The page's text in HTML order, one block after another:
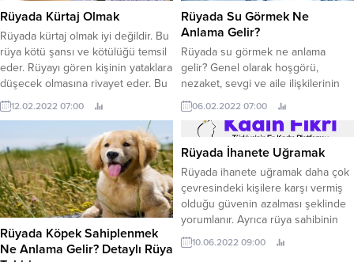
Rüyada Kürtaj Olmak
Rüyada kürtaj olmak iyi değildir. Bu
rüya kötü şansı ve kötülüğü temsil
eder. Rüyayı gören kişinin yataklara
düşecek olmasına rivayet eder. Bu
rüya işe ara verilmesi, bazı
problemler ve aksiliklerin ortaya
çıkacağına işarettir. Kürtaj iyiye
işaret değildir. Halsizlik, yorgunluk,
bitkinlik olarak yorumlanır. Huzur ve
mutluluğun bozulacağı ve uzun
vadeli çözülmemiş...
12.02.2022 07:00
Rüyada Su Görmek Ne
Anlama Gelir?
Rüyada su görmek ne anlama
gelir? Genel olarak hoşgörü,
nezaket, sevgi ve aile ilişkilerinin
gücünü gösterir. Rüyada su
görmek rızkının artacağına delalet
eder. Buna ek olarak bu rüya,
rüyayı gören kişinin yaptığı işten
helal para kazandığına işaret eder.
Rüyada su gören kişinin inişli çıkışlı
bir evlilik hayatı var ise
sakinleşmeye...
06.02.2022 07:00
Rüyada Köpek Sahiplenmek
Ne Anlama Gelir? Detaylı Rüya
Rüyada İhanete Uğramak
Rüyada ihanete uğramak daha çok
çevresindeki kişilere karşı vermiş
olduğu güvenin azalması şeklinde
yorumlanır. Ayrıca rüya sahibinin
itibar ve saygınlık kaybı
yaşayacağına işaret olarak da
10.06.2022 09:00